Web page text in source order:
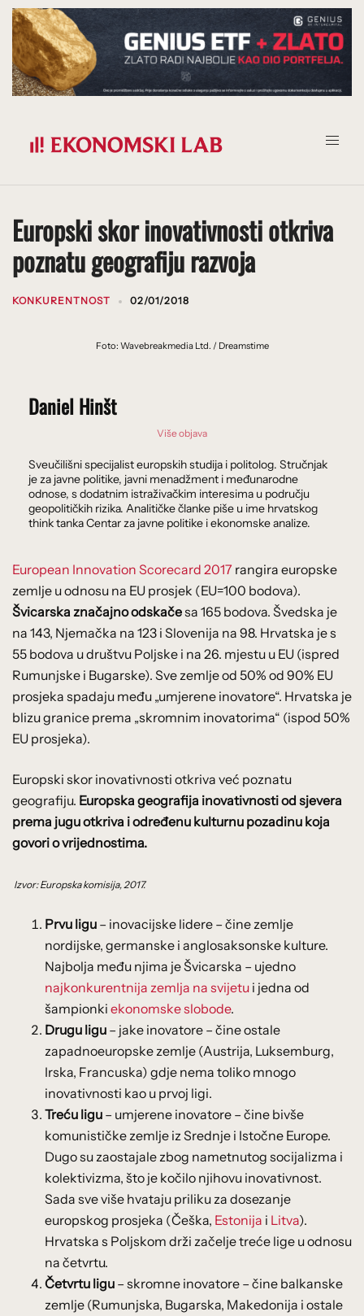
Prijeđi
na
sadržaj
Europski skor inovativnosti otkriva
poznatu geografiju razvoja
KONKURENTNOST 02/01/2018
Foto: Wavebreakmedia Ltd. / Dreamstime
Daniel Hinšt
Više objava
Sveučilišni specijalist europskih studija i politolog. Stručnjak
je za javne politike, javni menadžment i međunarodne
odnose, s dodatnim istraživačkim interesima u području
geopolitičkih rizika. Analitičke članke piše u ime hrvatskog
think tanka Centar za javne politike i ekonomske analize.
European Innovation Scorecard 2017 rangira europske
zemlje u odnosu na EU prosjek (EU=100 bodova).
Švicarska značajno odskačesa 165 bodova. Švedska je
na 143, Njemačka na 123 i Slovenija na 98. Hrvatska je s
55 bodova u društvu Poljske i na 26. mjestu u EU (ispred
Rumunjske i Bugarske). Sve zemlje od 50% od 90% EU
prosjeka spadaju među „umjerene inovatore“. Hrvatska je
blizu granice prema „skromnim inovatorima“ (ispod 50%
EU prosjeka).
Europski skor inovativnosti otkriva već poznatu
geografiju. Europska geografija inovativnosti od sjevera
prema jugu otkriva i određenu kulturnu pozadinu koja
govori o vrijednostima.
Izvor: Europska komisija, 2017.
Prvu ligu – inovacijske lidere – čine zemlje
nordijske, germanske i anglosaksonske kulture.
Najbolja među njima je Švicarska – ujedno
najkonkurentnija zemlja na svijetu i jedna od
šampionki ekonomske slobode.
Drugu ligu – jake inovatore – čine ostale
zapadnoeuropske zemlje (Austrija, Luksemburg,
Irska, Francuska) gdje nema toliko mnogo
inovativnosti kao u prvoj ligi.
Treću ligu – umjerene inovatore – čine bivše
komunističke zemlje iz Srednje i Istočne Europe.
Dugo su zaostajale zbog nametnutog socijalizma i
kolektivizma, što je kočilo njihovu inovativnost.
Sada sve više hvataju priliku za dosezanje
europskog prosjeka (Češka, Estonija i Litva).
Hrvatska s Poljskom drži začelje treće lige u odnosu
na četvrtu.
Četvrtu ligu – skromne inovatore – čine balkanske
zemlje (Rumunjska, Bugarska, Makedonija i ostale